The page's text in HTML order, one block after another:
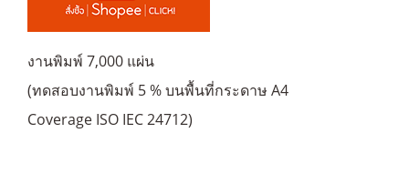
งานพิมพ์ 7,000 แผ่น
(ทดสอบงานพิมพ์ 5 % บนพื้นที่กระดาษ A4
Coverage ISO IEC 24712)